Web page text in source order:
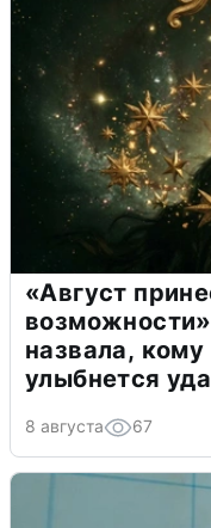
«Август
назвала, кому
улыбнется
8 августа 67